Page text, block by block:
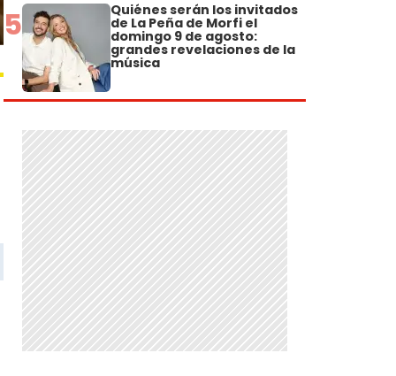
5 Quiénes serán los invitados
de La Peña de Morfi el
domingo 9 de agosto:
grandes revelaciones de la
música